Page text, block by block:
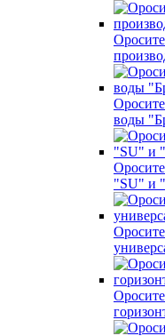
воды
"SU" и